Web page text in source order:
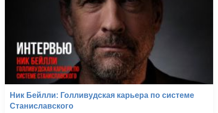
Ник Бейлли: Голливудская карьера по системе
Станиславского